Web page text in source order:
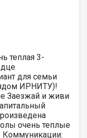
теплая 3-
для семьи
ИРНИТУ)!
Заезжай и живи
очень теплые
Коммуникации: